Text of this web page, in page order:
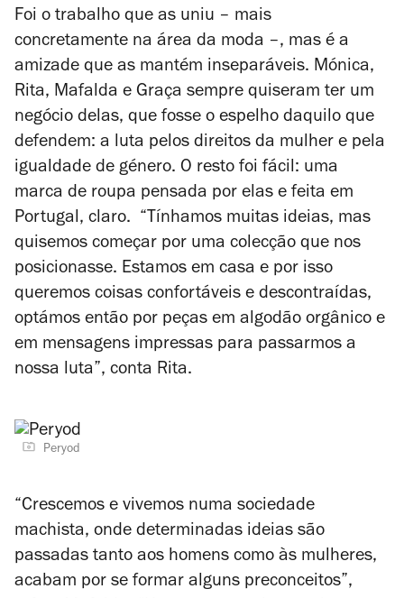
Foi o trabalho que as uniu – mais
concretamente na área da moda –, mas é a
amizade que as mantém inseparáveis. Mónica,
Rita, Mafalda e Graça sempre quiseram ter um
negócio delas, que fosse o espelho daquilo que
defendem: a luta pelos direitos da mulher e pela
igualdade de género. O resto foi fácil: uma
marca de roupa pensada por elas e feita em
Portugal, claro. “Tínhamos muitas ideias, mas
quisemos começar por uma colecção que nos
posicionasse. Estamos em casa e por isso
queremos coisas confortáveis e descontraídas,
optámos então por peças em algodão orgânico e
em mensagens impressas para passarmos a
nossa luta”, conta Rita.
Peryod
“Crescemos e vivemos numa sociedade
machista, onde determinadas ideias são
passadas tanto aos homens como às mulheres,
acabam por se formar alguns preconceitos”,